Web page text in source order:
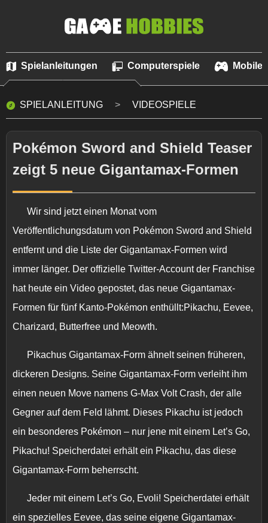
Spielanleitungen Computerspiele Mobile
SPIELANLEITUNG VIDEOSPIELE
Pokémon Sword and Shield Teaser
zeigt 5 neue Gigantamax-Formen
Wir sind jetzt einen Monat vom
Veröffentlichungsdatum von Pokémon Sword and Shield
entfernt und die Liste der Gigantamax-Formen wird
immer länger. Der offizielle Twitter-Account der Franchise
hat heute ein Video gepostet, das neue Gigantamax-
Formen für fünf Kanto-Pokémon enthüllt:Pikachu, Eevee,
Charizard, Butterfree und Meowth.
Pikachus Gigantamax-Form ähnelt seinen früheren,
dickeren Designs. Seine Gigantamax-Form verleiht ihm
einen neuen Move namens G-Max Volt Crash, der alle
Gegner auf dem Feld lähmt. Dieses Pikachu ist jedoch
ein besonderes Pokémon – nur jene mit einem Let’s Go,
Pikachu! Speicherdatei erhält ein Pikachu, das diese
Gigantamax-Form beherrscht.
Jeder mit einem Let’s Go, Evoli! Speicherdatei erhält
ein spezielles Eevee, das seine eigene Gigantamax-